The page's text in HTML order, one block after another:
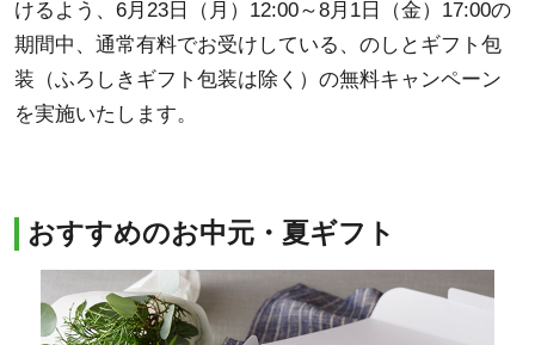
けるよう、6月23日（月）12:00～8月1日（金）17:00の
期間中、通常有料でお受けしている、のしとギフト包
装（ふろしきギフト包装は除く）の無料キャンペーン
を実施いたします。
おすすめのお中元・夏ギフト